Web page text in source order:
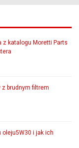
z katalogu Moretti Parts
brudnym filtrem
oleju5W30 i jak ich